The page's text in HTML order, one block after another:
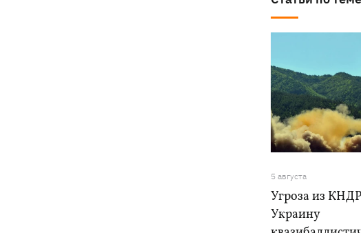
5 августа
Угроза из
Украину